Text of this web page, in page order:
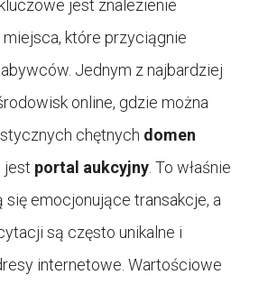
jest znalezienie
które przyciągnie
Jednym z najbardziej
online, gdzie można
chętnych domen
jest portal aukcyjny . To właśnie
emocjonujące transakcje, a
są często unikalne i
internetowe. Wartościowe